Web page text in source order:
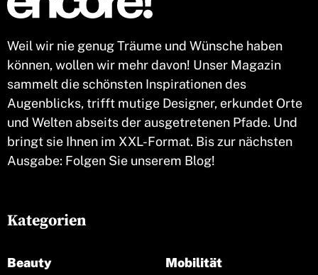
Weil wir nie genug Träume und Wünsche haben
können, wollen wir mehr davon! Unser Magazin
sammelt die schönsten Inspirationen des
Augenblicks, trifft mutige Designer, erkundet Orte
und Welten abseits der ausgetretenen Pfade. Und
bringt sie Ihnen im XXL-Format. Bis zur nächsten
Ausgabe: Folgen Sie unserem Blog!
Kategorien
Beauty Mobilität